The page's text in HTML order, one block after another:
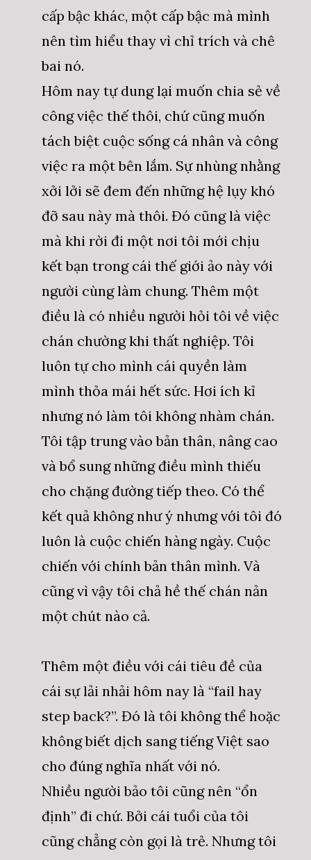
cấp bậc khác, một cấp bậc mà mình
nên tìm hiểu thay vì chỉ trích và chê
bai nó.
Hôm nay tự dung lại muốn chia sẻ về
công việc thế thôi, chứ cũng muốn
tách biệt cuộc sống cá nhân và công
việc ra một bên lắm. Sự nhùng nhằng
xởi lởi sẽ đem đến những hệ lụy khó
đỡ sau này mà thôi. Đó cũng là việc
mà khi rời đi một nơi tôi mới chịu
kết bạn trong cái thế giới ảo này với
người cùng làm chung. Thêm một
điều là có nhiều người hỏi tôi về việc
chán chường khi thất nghiệp. Tôi
luôn tự cho mình cái quyền làm
mình thỏa mái hết sức. Hơi ích kỉ
nhưng nó làm tôi không nhàm chán.
Tôi tập trung vào bản thân, nâng cao
và bổ sung những điều mình thiếu
cho chặng đường tiếp theo. Có thể
kết quả không như ý nhưng với tôi đó
luôn là cuộc chiến hàng ngày. Cuộc
chiến với chính bản thân mình. Và
cũng vì vậy tôi chả hề thế chán nản
một chút nào cả.
Thêm một điều với cái tiêu đề của
cái sự lải nhải hôm nay là “fail hay
step back?”. Đó là tôi không thể hoặc
không biết dịch sang tiếng Việt sao
cho đúng nghĩa nhất với nó.
Nhiều người bảo tôi cũng nên “ổn
định” đi chứ. Bởi cái tuổi của tôi
cũng chẳng còn gọi là trẻ. Nhưng tôi